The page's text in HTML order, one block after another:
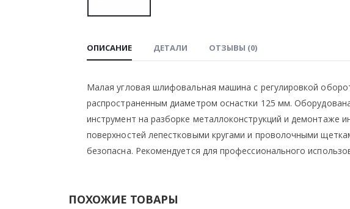
ОПИСАНИЕ ДЕТАЛИ ОТЗЫВЫ (0)
Малая угловая шлифовальная машина с регулировкой
распространенным диаметром оснастки 125 мм.
инструмент на разборке металлоконструкций и демонтаже
поверхностей лепестковыми кругами и проволочными
безопасна. Рекомендуется для профессионального
ПОХОЖИЕ ТОВАРЫ